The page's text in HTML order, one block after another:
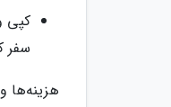
سفر
هزینه‌ها